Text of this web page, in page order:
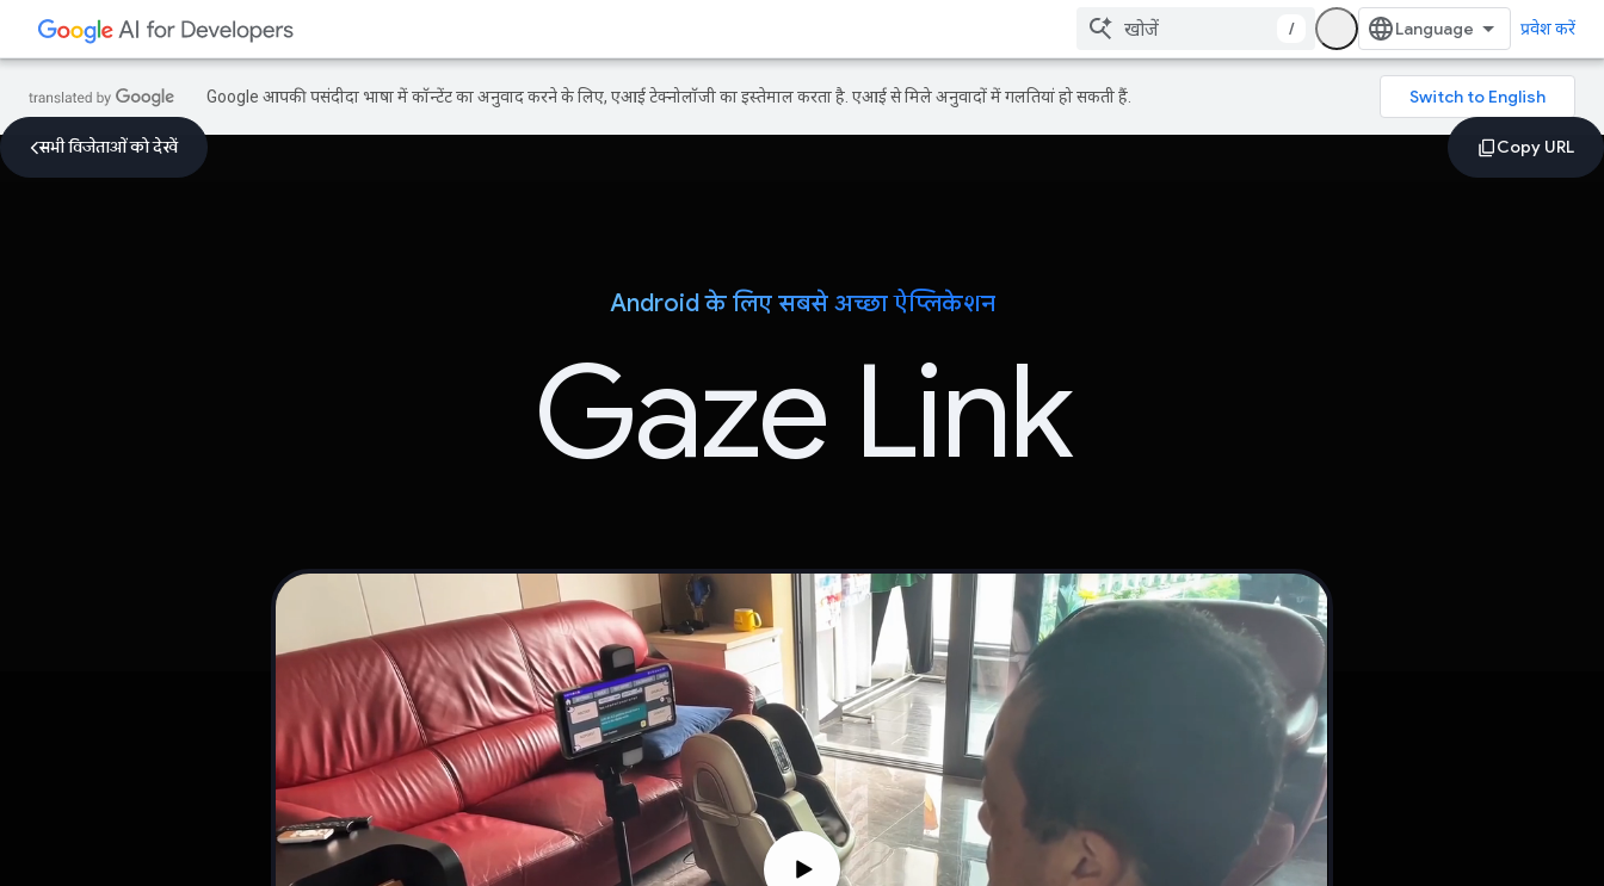
/ प्रवेश करें
Google आपकी पसंदीदा भाषा में कॉन्टेंट का अनुवाद करने के लिए, एआई टेक्नोलॉजी का इस्तेमाल करता है. एआई से मिले अनुवादों में गलतियां हो सकती हैं.
सभी विजेताओं को देखें
Android के लिए सबसे अच्छा ऐप्लिकेशन
Gaze Link